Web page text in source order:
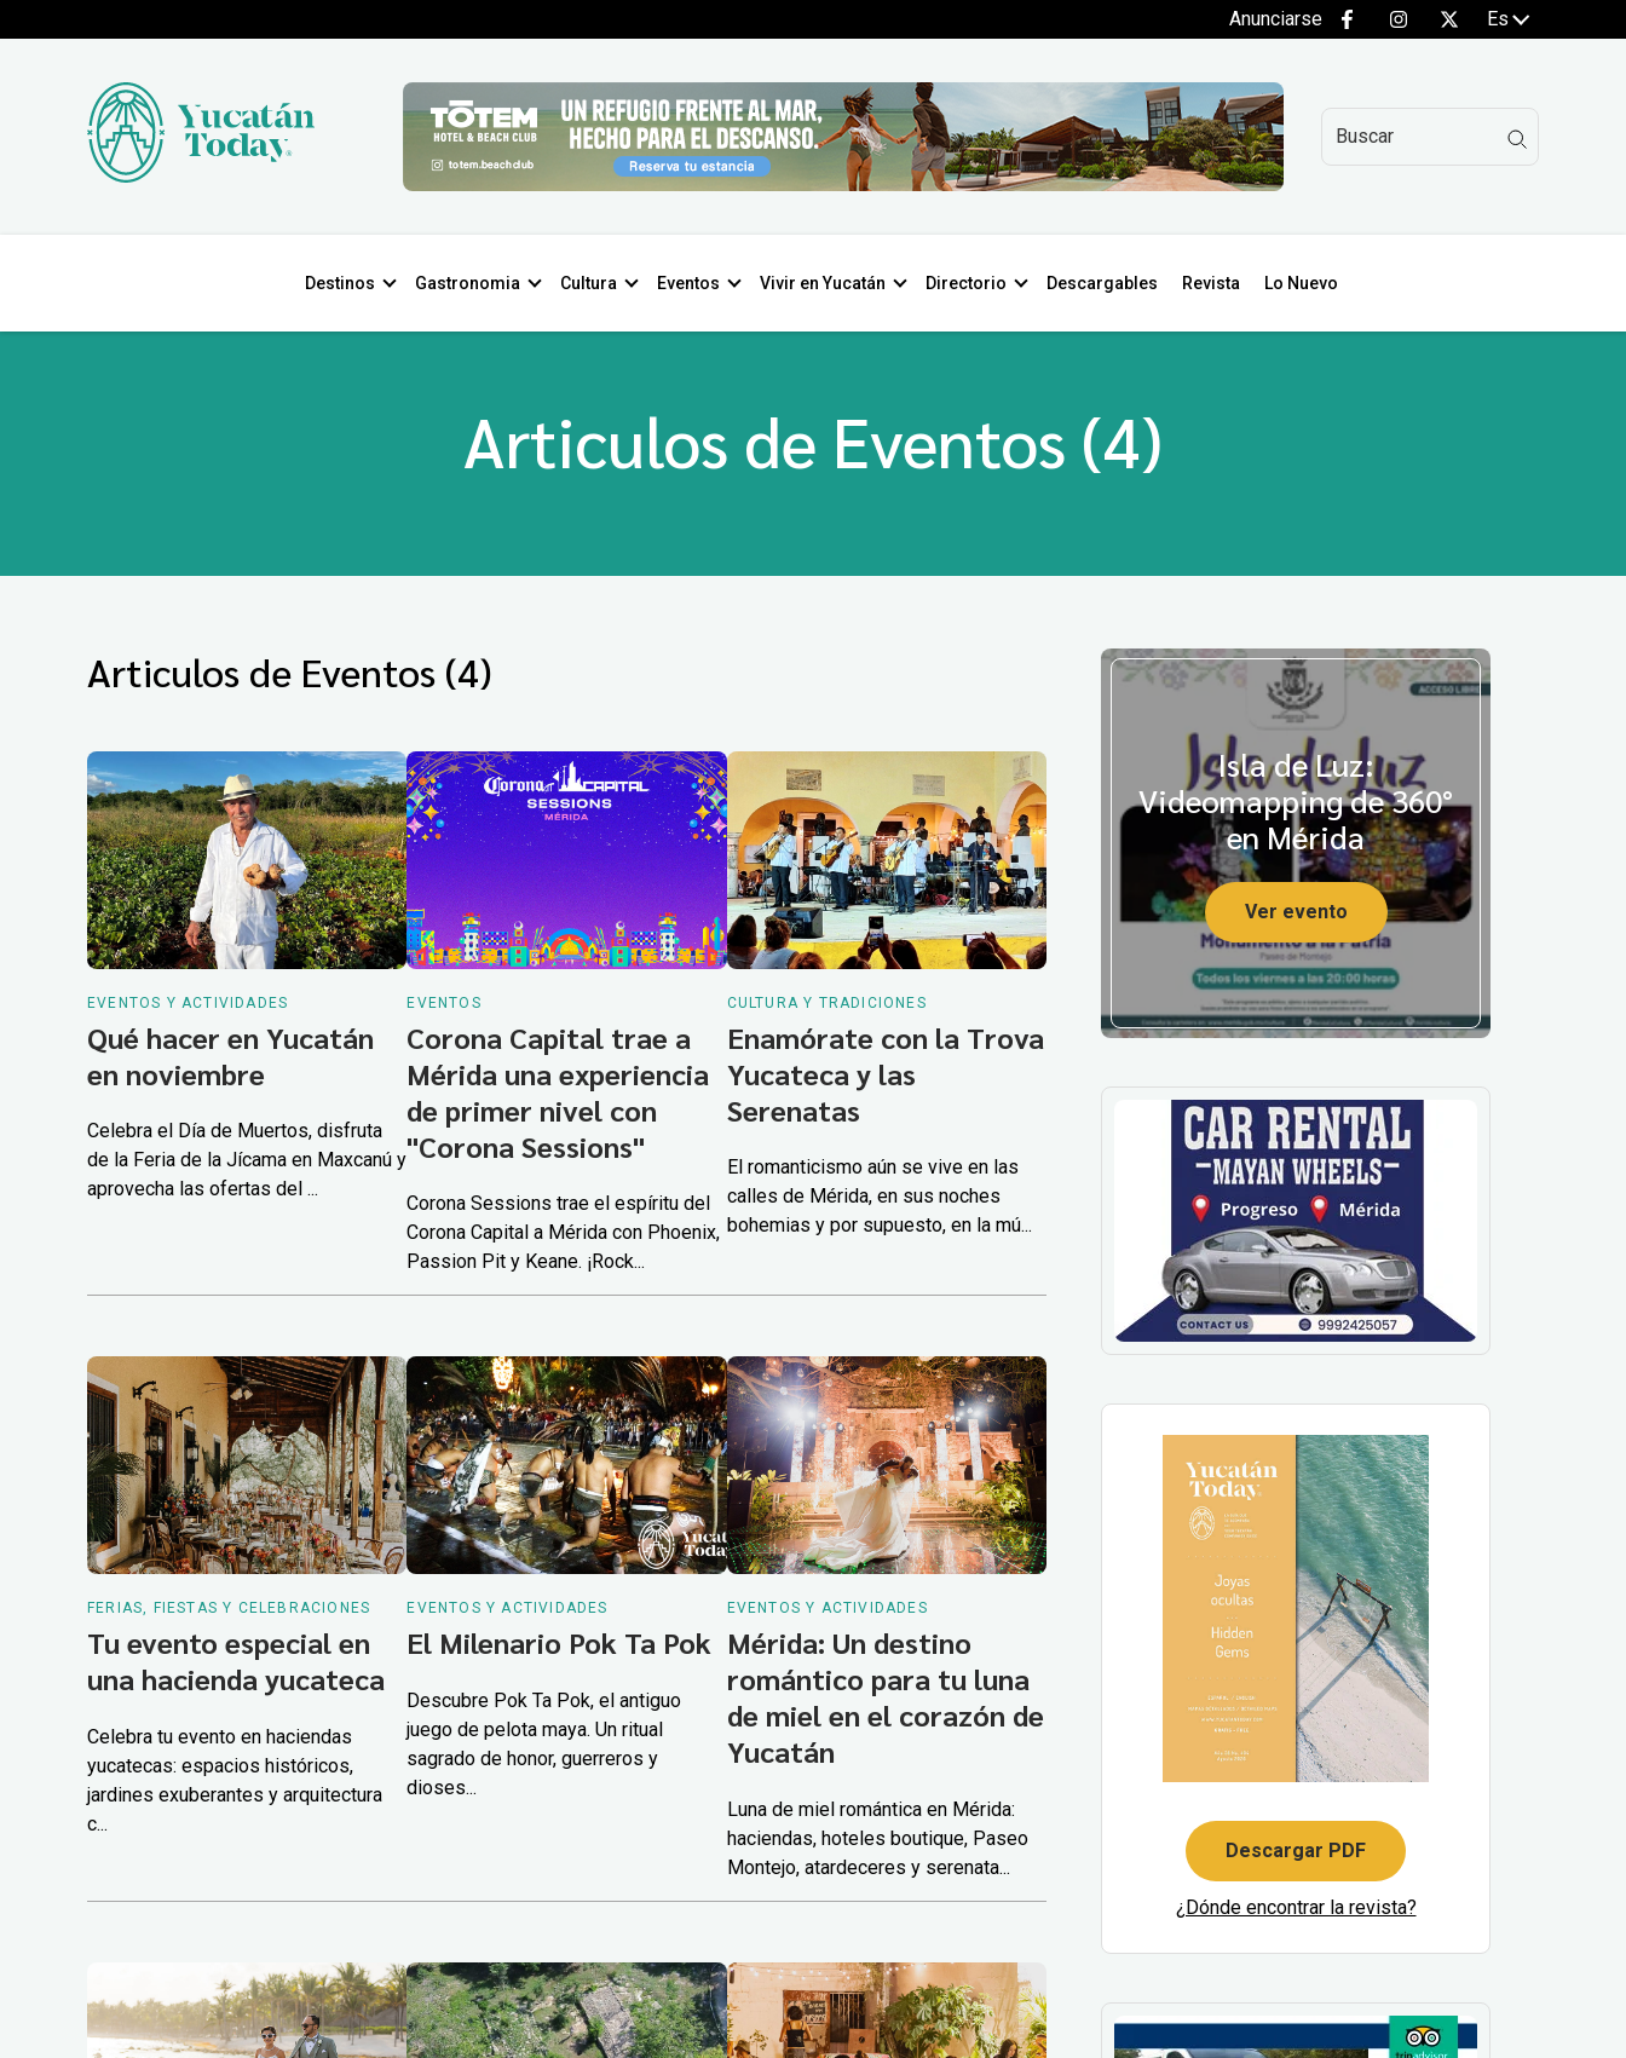
Anunciarse Es
Destinos Gastronomia Cultura Eventos Vivir en Yucatán Directorio Descargables Revista Lo Nuevo
Articulos de Eventos (4)
Articulos de Eventos (4)
EVENTOS Y ACTIVIDADES
Qué hacer en Yucatán
en noviembre
Celebra el Día de Muertos, disfruta
de la Feria de la Jícama en Maxcanú y
aprovecha las ofertas del ...
EVENTOS
Corona Capital trae a
Mérida una experiencia
de primer nivel con
"Corona Sessions"
Corona Sessions trae el espíritu del
Corona Capital a Mérida con Phoenix,
Passion Pit y Keane. ¡Rock...
CULTURA Y TRADICIONES
Enamórate con la Trova
Yucateca y las
Serenatas
El romanticismo aún se vive en las
calles de Mérida, en sus noches
bohemias y por supuesto, en la mú...
FERIAS, FIESTAS Y CELEBRACIONES
Tu evento especial en
una hacienda yucateca
Celebra tu evento en haciendas
yucatecas: espacios históricos,
jardines exuberantes y arquitectura
c...
EVENTOS Y ACTIVIDADES
El Milenario Pok Ta Pok
Descubre Pok Ta Pok, el antiguo
juego de pelota maya. Un ritual
sagrado de honor, guerreros y
dioses...
EVENTOS Y ACTIVIDADES
Mérida: Un destino
romántico para tu luna
de miel en el corazón de
Yucatán
Luna de miel romántica en Mérida:
haciendas, hoteles boutique, Paseo
Montejo, atardeceres y serenata...
Isla de Luz:
Videomapping de 360°
en Mérida
Ver evento
Descargar PDF
¿Dónde encontrar la revista?